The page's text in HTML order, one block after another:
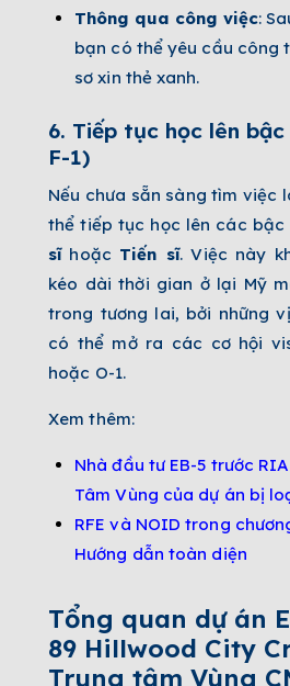
Thông qua công việc:
bạn có thể yêu cầu công
sơ xin thẻ xanh.
6. Tiếp tục học lên
F-1)
Nếu chưa sẵn sàng tìm việc
thể tiếp tục học lên các bậc
sĩhoặc Tiến sĩ. Việc này
kéo dài thời gian ở lại Mỹ
trong tương lai, bởi những
có thể mở ra các cơ hội
hoặc O-1.
Xem thêm:
Nhà đầu tư EB-5 trước
Tâm Vùng của dự án bị
RFE và NOID trong
Hướng dẫn toàn diện
Tổng quan dự án
89 Hillwood City
Trung tâm Vùng